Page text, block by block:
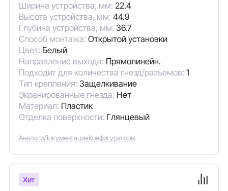
Ширина устройства, мм: 22.4
Высота устройства, мм: 44.9
Глубина устройства, мм: 36.7
Способ монтажа: Открытой установки
Цвет: Белый
Направление выхода: Прямолинейн.
Подходит для количества гнезд/разъемов: 1
Тип крепления: Защелкивание
Экранированные гнезда: Нет
Материал: Пластик
Отделка поверхности: Глянцевый
АналогиДокументацияКонфигураторы
Хит